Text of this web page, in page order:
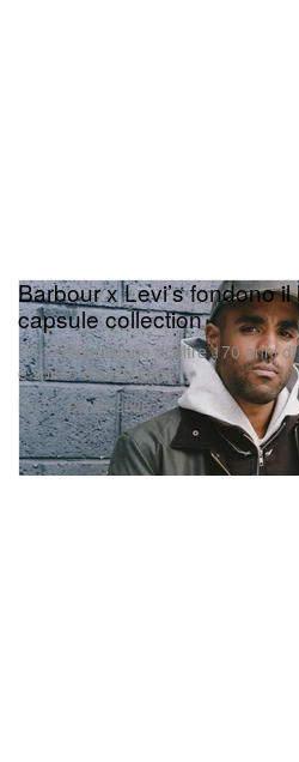
Moda
Barbour x Levi’s fondono
capsule collection
Una celebrazione di oltre 170 anni
e spirito d’avventura.
Oct 30, 2025